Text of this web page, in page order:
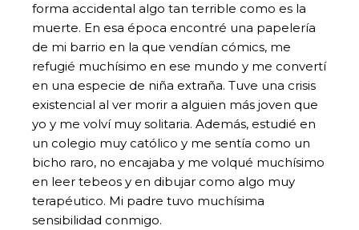
forma accidental algo tan terrible como es la
muerte. En esa época encontré una papelería
de mi barrio en la que vendían cómics, me
refugié muchísimo en ese mundo y me convertí
en una especie de niña extraña. Tuve una crisis
existencial al ver morir a alguien más joven que
yo y me volví muy solitaria. Además, estudié en
un colegio muy católico y me sentía como un
bicho raro, no encajaba y me volqué muchísimo
en leer tebeos y en dibujar como algo muy
terapéutico. Mi padre tuvo muchísima
sensibilidad conmigo.